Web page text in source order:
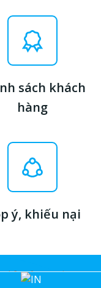
sách khách
hàng
ý, khiếu nại
for free using